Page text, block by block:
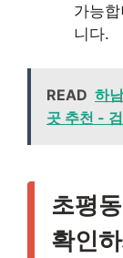
가능
니다.
READ 하
곳 추천 -
초평
확인